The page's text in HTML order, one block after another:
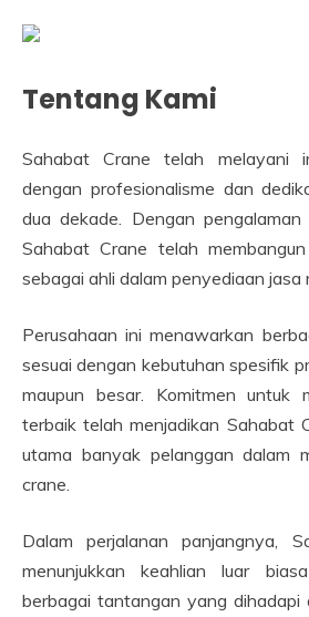
Tentang Kami
Sahabat Crane telah melayani
dengan profesionalisme dan
dua dekade. Dengan
Sahabat Crane telah
sebagai ahli dalam penyediaan jasa
Perusahaan ini menawarkan
sesuai dengan kebutuhan spesifik
maupun besar. Komitmen untuk
terbaik telah menjadikan Sahabat
utama banyak pelanggan dalam
crane.
Dalam perjalanan panjangnya,
menunjukkan keahlian luar
berbagai tantangan yang dihadapi